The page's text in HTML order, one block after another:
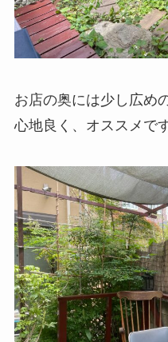
お店の奥には少し広め
心地良く、オススメです